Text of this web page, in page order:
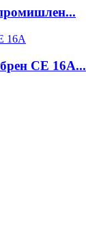
CE 16A...